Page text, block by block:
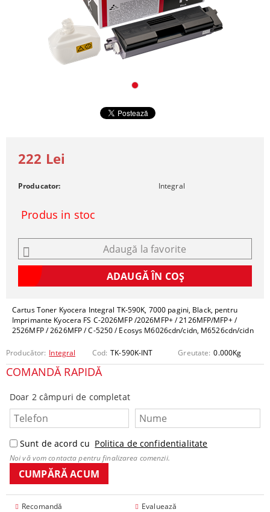
Cartus Toner Kyocera Integral TK-590K, 7000 pagini, Black, pentru
Imprimante Kyocera FS C-2026MFP /2026MFP+ / 2126MFP/MFP+ /
2526MFP / 2626MFP / C-5250 / Ecosys M6026cdn/cidn, M6526cdn/cidn
Producător: Integral Cod: TK-590K-INT Greutate: 0.000Kg
COMANDĂ RAPIDĂ
Doar 2 câmpuri de completat
Sunt de acord cu Politica de confidentialitate
Noi vă vom contacta pentru finalizarea comenzii.
Recomandă
Evaluează
222 Lei
Producator: Integral
Produs in stoc
Adaugă la favorite